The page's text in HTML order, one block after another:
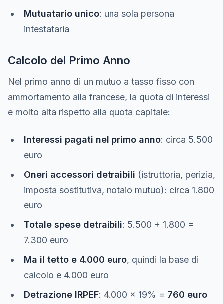
Mutuatario unico: una sola persona
intestataria
Calcolo del Primo Anno
Nel primo anno di un mutuo a tasso fisso con
ammortamento alla francese, la quota di interessi
e molto alta rispetto alla quota capitale:
Interessi pagati nel primo anno: circa 5.500
euro
Oneri accessori detraibili (istruttoria, perizia,
imposta sostitutiva, notaio mutuo): circa 1.800
euro
Totale spese detraibili: 5.500 + 1.800 =
7.300 euro
Ma il tetto e 4.000 euro, quindi la base di
calcolo e 4.000 euro
Detrazione IRPEF: 4.000 x 19% = 760 euro